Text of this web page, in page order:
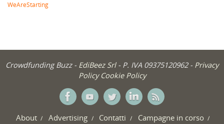
WeAreStarting
Crowdfunding Buzz - EdiBeez Srl - P. IVA 09375120962 - Privacy
Policy Cookie Policy
About Advertising Contatti
Campagne in corso